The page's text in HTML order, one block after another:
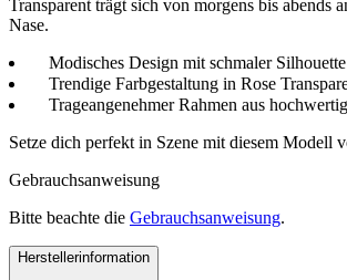
Transparent trägt sich von morgens bis abends
Nase.
Modisches Design mit schmaler Silhouette
Trendige Farbgestaltung in Rose
Trageangenehmer Rahmen aus
Setze dich perfekt in Szene mit diesem Modell
Gebrauchsanweisung
Bitte beachte die Gebrauchsanweisung.
Herstellerinformation